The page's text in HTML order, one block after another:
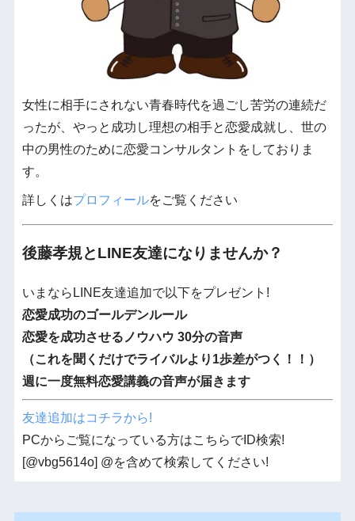
女性に相手にされない青春時代を過ごし苦労の連続だ
ったが、やっと成功し理想の相手と恋愛成就し、世の
中の男性のために恋愛コンサルタントをしておりま
す。
詳しくはプロフィールをご覧ください
後藤孝規とLINE友達になりませんか？
いまならLINE友達追加で以下をプレゼント!
恋愛成功のゴールデンルール
恋愛を成功させるノウハウ 30分の音声
（これを聞くだけでライバルより1歩差がつく！！）
週に一度無料恋愛講義の音声が届きます
友達追加はコチラから!
PCからご覧になっている方はこちらでID検索!
[@vbg5614o] @を含めて検索してください!